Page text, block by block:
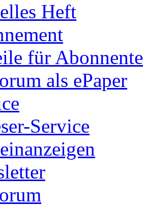
Heft
für
als ePaper
Service